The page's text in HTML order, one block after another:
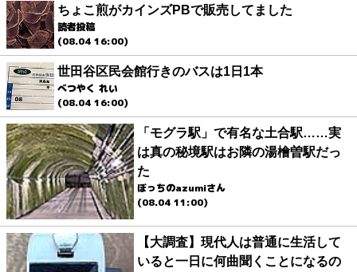
ちょこ煎がカインズPBで販売してました
読者投稿
(08.04 16:00)
世田谷区民会館行きのバスは1日1本
べつやく れい
(08.04 16:00)
「モグラ駅」で有名な土合駅……実
は真の秘境駅はお隣の湯檜曽駅だっ
た
ぼっちのazumiさん
(08.04 11:00)
【大調査】現代人は普通に生活して
いると一日に何曲聞くことになるの